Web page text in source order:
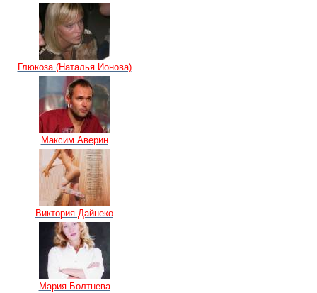
Глюкоза (Наталья Ионова)
Максим Аверин
Виктория Дайнеко
Мария Болтнева